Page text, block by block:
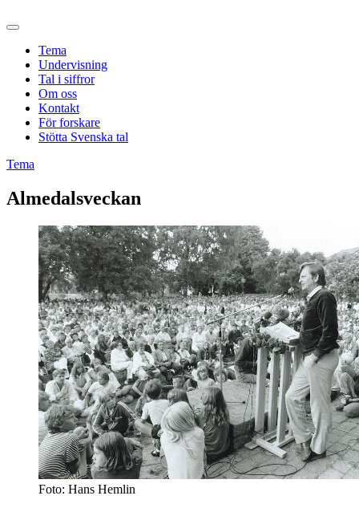
Tema
Undervisning
Tal i siffror
Om oss
Kontakt
För forskare
Stötta Svenska tal
Tema
Almedalsveckan
Foto: Hans Hemlin